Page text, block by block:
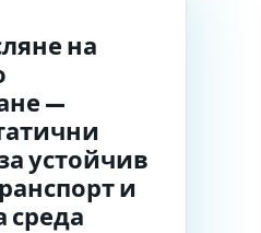
на
—
устойчив
и
среда